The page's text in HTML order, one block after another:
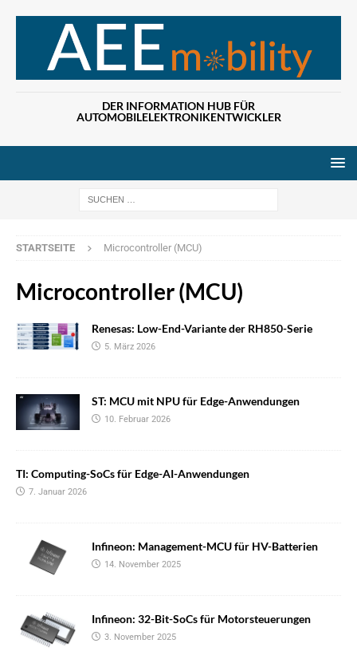
DER INFORMATION HUB FÜR
AUTOMOBILELEKTRONIKENTWICKLER
STARTSEITE Microcontroller (MCU)
Microcontroller (MCU)
Renesas: Low-End-Variante der RH850-Serie
5. März 2026
ST: MCU mit NPU für Edge-Anwendungen
10. Februar 2026
TI: Computing-SoCs für Edge-AI-Anwendungen
7. Januar 2026
Infineon: Management-MCU für HV-Batterien
14. November 2025
Infineon: 32-Bit-SoCs für Motorsteuerungen
3. November 2025